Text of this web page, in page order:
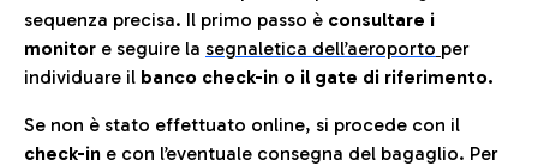
sequenza precisa. Il primo passo è consultare i
monitor e seguire la segnaletica dell’aeroporto per
individuare il banco check-in o il gate di riferimento.
Se non è stato effettuato online, si procede con il
check-in e con l’eventuale consegna del bagaglio. Per